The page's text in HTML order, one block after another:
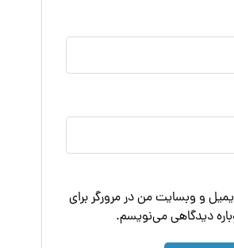
و وبسایت من در مرورگر برای
دیدگاهی می‌نویسم.